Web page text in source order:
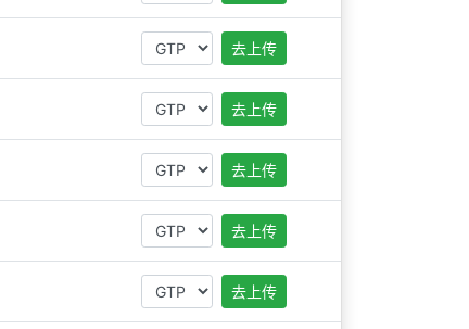
去上传
去上传
去上传
去上传
去上传